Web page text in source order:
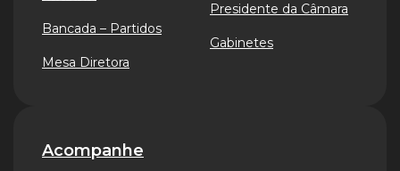
Bancada – Partidos
Mesa Diretora
Presidente da Câmara
Gabinetes
Acompanhe